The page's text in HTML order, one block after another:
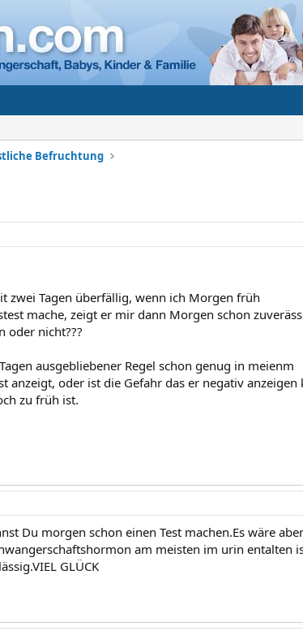
Befruchtung
zwei Tagen überfällig, wenn ich Morgen früh
mache, zeigt er mir dann Morgen schon
oder nicht???
ausgebliebener Regel schon genug in meienm
anzeigt, oder ist die Gefahr das er negativ anzeigen
zu früh ist.
Du morgen schon einen Test machen.Es wäre
am meisten im urin entalten
GLÜCK